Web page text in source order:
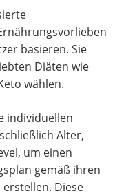
basieren. Sie
Diäten wie
wählen.
individuellen
Alter,
um einen
gemäß ihren
Diese